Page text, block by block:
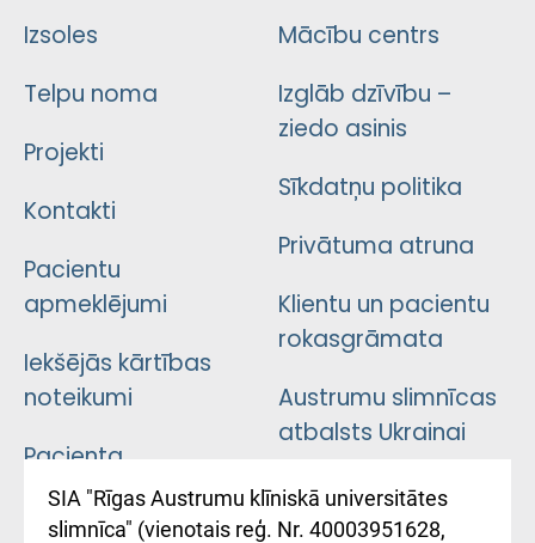
Izsoles
Telpu noma
Projekti
Kontakti
Pacientu
apmeklējumi
Iekšējās kārtības
noteikumi
Pacienta
atsauksmju/sūdzību
iesniegšanas
Mācību centrs
Izglāb dzīvību –
ziedo asinis
Sīkdatņu politika
Privātuma atruna
Klientu un pacientu
rokasgrāmata
Austrumu slimnīcas
atbalsts Ukrainai
Підтримка Східної
лікарні та співпраця з
SIA "Rīgas Austrumu klīniskā universitātes
slimnīca" (vienotais reģ. Nr. 40003951628,